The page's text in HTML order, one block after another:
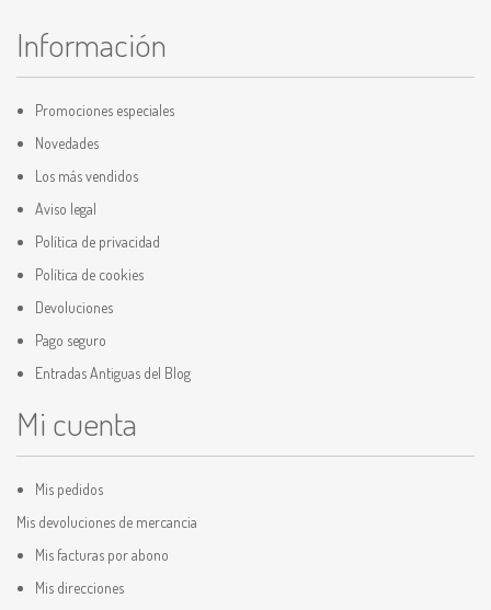
Información
Promociones especiales
Novedades
Los más vendidos
Aviso legal
Política de privacidad
Política de cookies
Devoluciones
Pago seguro
Entradas Antiguas del Blog
Mi cuenta
Mis pedidos
Mis devoluciones de mercancia
Mis facturas por abono
Mis direcciones